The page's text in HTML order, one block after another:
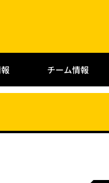
チーム情報